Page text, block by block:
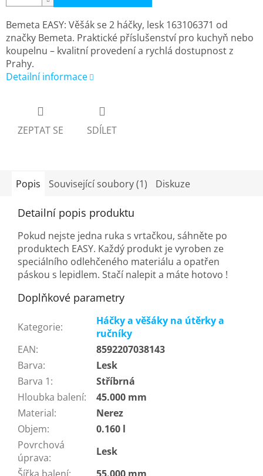
Bemeta EASY: Věšák se 2 háčky, lesk 163106371 od
značky Bemeta. Praktické příslušenství pro kuchyň nebo
koupelnu – kvalitní provedení a rychlá dostupnost z
Prahy.
Detailní informace
ZEPTAT SE SDÍLET
Popis Související soubory (1) Diskuze
Detailní popis produktu
Pokud nejste jedna ruka s vrtačkou, sáhněte po
produktech EASY. Každý produkt je vyroben ze
speciálního odlehčeného materiálu a opatřen
páskou s lepidlem. Stačí nalepit a máte hotovo !
Doplňkové parametry
Kategorie:
Háčky a věšáky na útěrky a
ručníky
EAN:
8592207038143
Barva:
Lesk
Barva 1:
Stříbrná
Hloubka balení:
45.000 mm
Material:
Nerez
Objem:
0.160 l
Povrchová
úprava:
Lesk